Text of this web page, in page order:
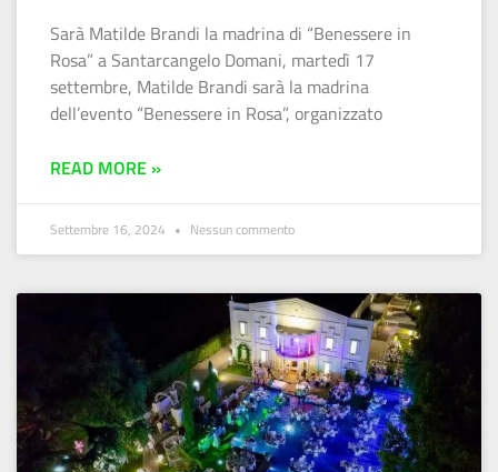
Sarà Matilde Brandi la madrina di “Benessere in
Rosa” a Santarcangelo Domani, martedì 17
settembre, Matilde Brandi sarà la madrina
dell’evento “Benessere in Rosa”, organizzato
READ MORE »
Settembre 16, 2024 Nessun commento